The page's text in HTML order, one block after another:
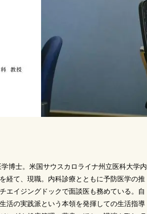
博士。米国サウスカロライナ州立医科大学内
経て、現職。内科診療とともに予防医学の推
エイジングドックで面談医も務めている。自
活の実践派という本領を発揮しての生活指導